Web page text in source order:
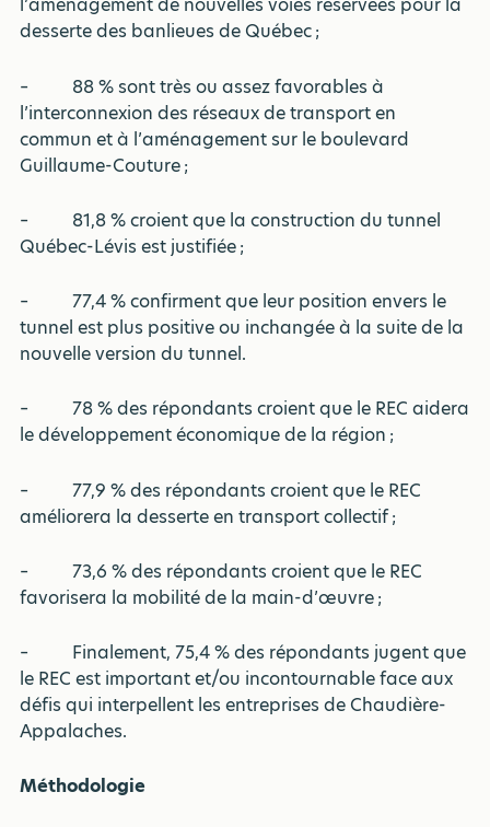
l’aménagement de nouvelles voies réservées pour la
desserte des banlieues de Québec ;
– 88 % sont très ou assez favorables à
l’interconnexion des réseaux de transport en
commun et à l’aménagement sur le boulevard
Guillaume-Couture ;
– 81,8 % croient que la construction du tunnel
Québec-Lévis est justifiée ;
– 77,4 % confirment que leur position envers le
tunnel est plus positive ou inchangée à la suite de la
nouvelle version du tunnel.
– 78 % des répondants croient que le REC aidera
le développement économique de la région ;
– 77,9 % des répondants croient que le REC
améliorera la desserte en transport collectif ;
– 73,6 % des répondants croient que le REC
favorisera la mobilité de la main-d’œuvre ;
– Finalement, 75,4 % des répondants jugent que
le REC est important et/ou incontournable face aux
défis qui interpellent les entreprises de Chaudière-
Appalaches.
Méthodologie